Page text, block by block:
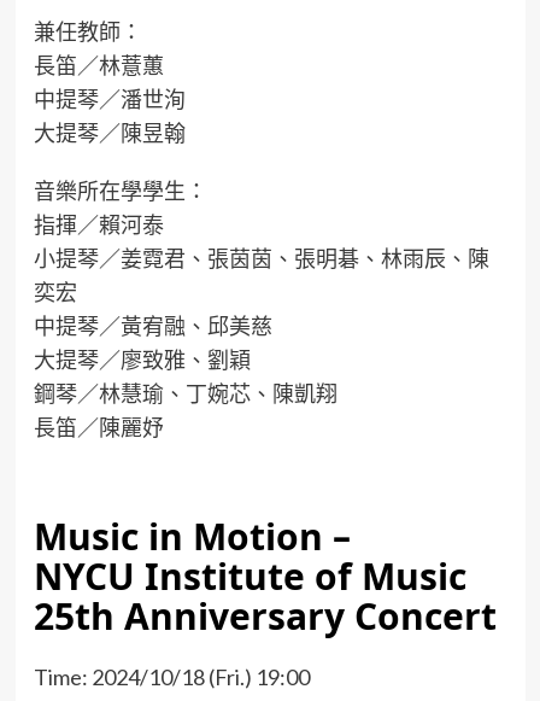
兼任教師：
長笛／林薏蕙
中提琴／潘世洵
大提琴／陳昱翰
音樂所在學學生：
指揮／賴河泰
小提琴／姜霓君、張茵茵、張明碁、林雨辰、陳
奕宏
中提琴／黃宥融、邱美慈
大提琴／廖致雅、劉穎
鋼琴／林慧瑜、丁婉芯、陳凱翔
長笛／陳麗妤
Music in Motion –
NYCU Institute of Music
25th Anniversary Concert
Time: 2024/10/18 (Fri.) 19:00